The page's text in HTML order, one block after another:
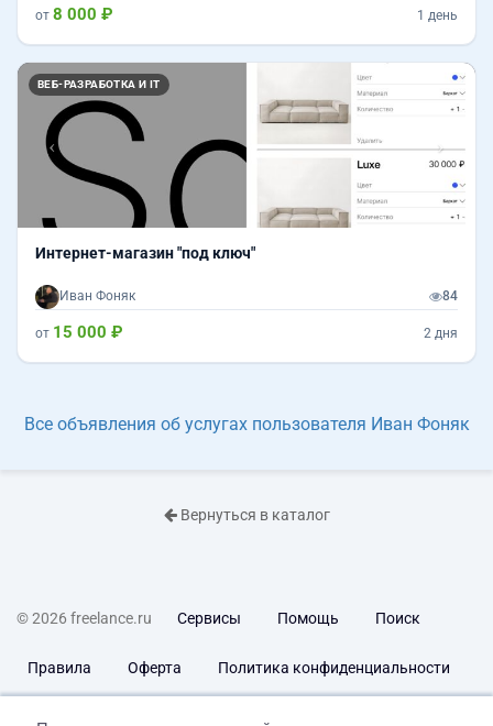
от 8 000 ₽ 1 день
ВЕБ-РАЗРАБОТКА И IT
Назад
Интернет-магазин "под ключ"
Иван Фоняк 84
от 15 000 ₽ 2 дня
Все объявления об услугах пользователя Иван Фоняк
Вернуться в каталог
© 2026 freelance.ru Сервисы Помощь Поиск
Правила Оферта Политика конфиденциальности